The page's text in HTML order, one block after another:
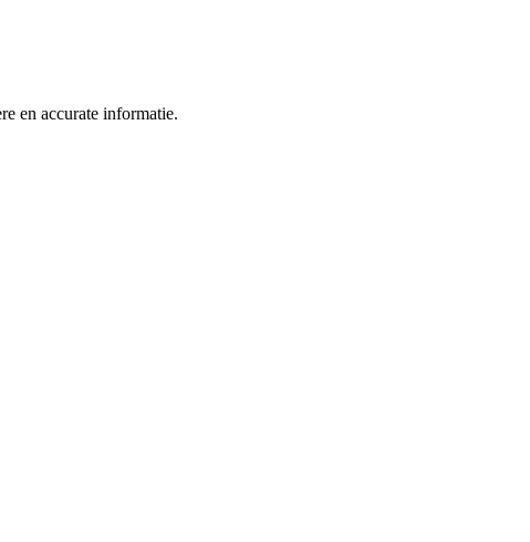
en accurate informatie.